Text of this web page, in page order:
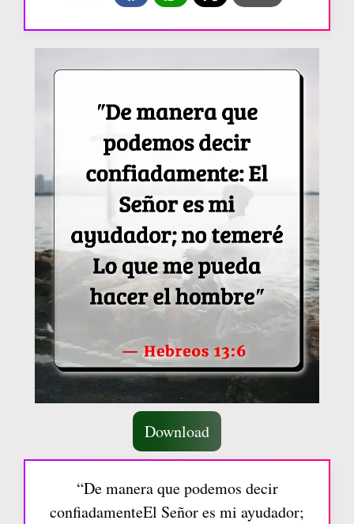
Download
“De manera que podemos decir
confiadamenteEl Señor es mi ayudador;